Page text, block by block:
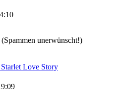
unerwünscht!)
Love Story